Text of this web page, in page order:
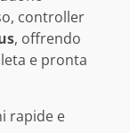
controller
, offrendo
e pronta
rapide e